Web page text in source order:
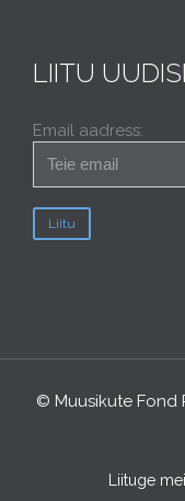
LIITU
Email aadress:
© Muusikute Fond
Liituge